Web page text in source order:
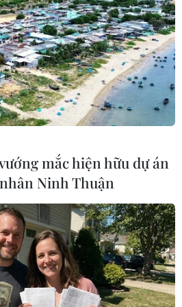
hố cao hơn 16m. (Nguồn: The
Times)
mắc hiện hữu dự án
Ninh Thuận